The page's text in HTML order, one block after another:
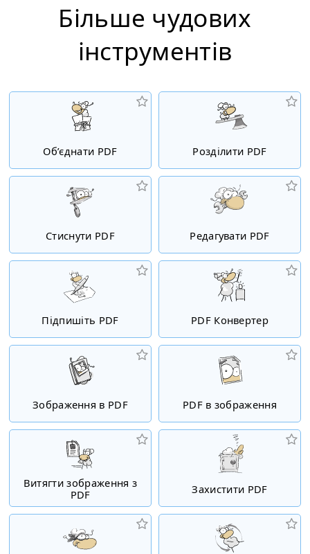
Більше чудових
інструментiв
Об’єднати PDF Розділити PDF
Стиснути PDF Редагувати PDF
Підпишіть PDF PDF Конвертер
Зображення в PDF PDF в зображення
Витягти зображення з
PDF
Захистити PDF